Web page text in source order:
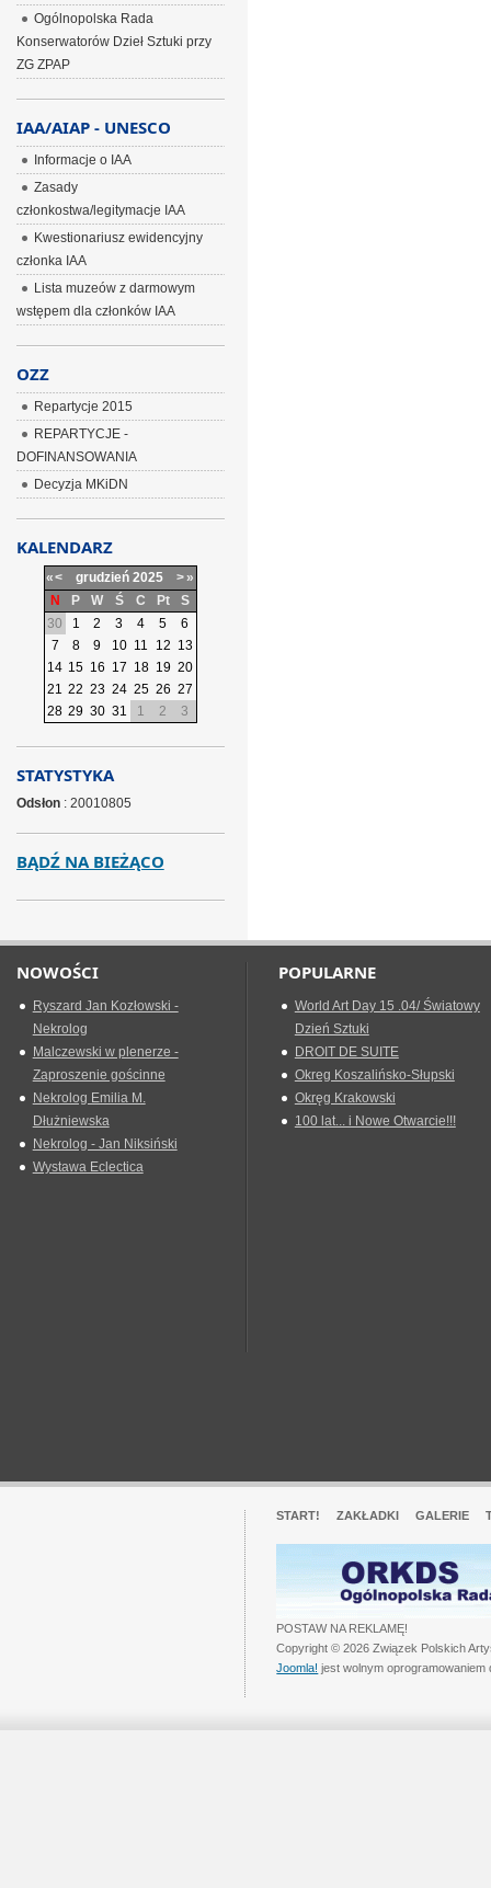
Ogólnopolska Rada
Konserwatorów Dzieł Sztuki przy
ZG ZPAP
IAA/AIAP - UNESCO
Informacje o IAA
Zasady
członkostwa/legitymacje IAA
Kwestionariusz ewidencyjny
członka IAA
Lista muzeów z darmowym
wstępem dla członków IAA
OZZ
Repartycje 2015
REPARTYCJE -
DOFINANSOWANIA
Decyzja MKiDN
KALENDARZ
«< grudzień 2025 >»
N
P W Ś C Pt
S
30
1 2 3 4 5
6
7
8 9 10 11 12 13
14 15 16 17 18 19 20
21 22 23 24 25 26 27
28 29 30 31 1 2 3
STATYSTYKA
Odsłon: 20010805
BĄDŹ NA BIEŻĄCO
NOWOŚCI
Ryszard Jan Kozłowski -
Nekrolog
Malczewski w plenerze -
Zaproszenie gościnne
Nekrolog Emilia M.
Dłużniewska
Nekrolog - Jan Niksiński
Wystawa Eclectica
POPULARNE
World Art Day 15 .04/ Światowy
Dzień Sztuki
DROIT DE SUITE
Okreg Koszalińsko-Słupski
Okręg Krakowski
100 lat... i Nowe Otwarcie!!!
START! ZAKŁADKI GALERIE
POSTAW NA REKLAMĘ!
Copyright © 2026 Związek Polskich
Joomla! jest wolnym